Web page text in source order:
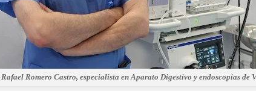
Romero Castro, especialista en Aparato Digestivo y endoscopias de